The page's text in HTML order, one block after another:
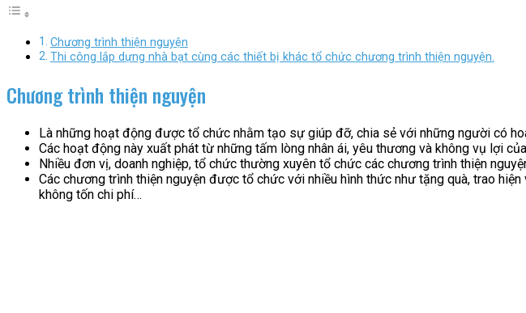
Chương trình thiện nguyện
Thi công lắp dựng nhà bạt cùng các thiết bị khác tổ chức chương trình thiện nguyện.
Chương trình thiện nguyện
Là những hoạt động được tổ chức nhằm tạo sự giúp đỡ, chia sẻ với những người có
Các hoạt động này xuất phát từ những tấm lòng nhân ái, yêu thương và không vụ lợi
Nhiều đơn vị, doanh nghiệp, tổ chức thường xuyên tổ chức các chương trình thiện
Các chương trình thiện nguyện được tổ chức với nhiều hình thức như tặng quà, trao
không tốn chi phí…